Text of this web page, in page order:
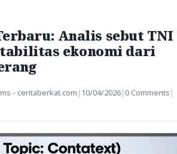
Analis sebut TNI
ekonomi dari
- ceritaberkat.com | 10/04/2026| 0 Comments |